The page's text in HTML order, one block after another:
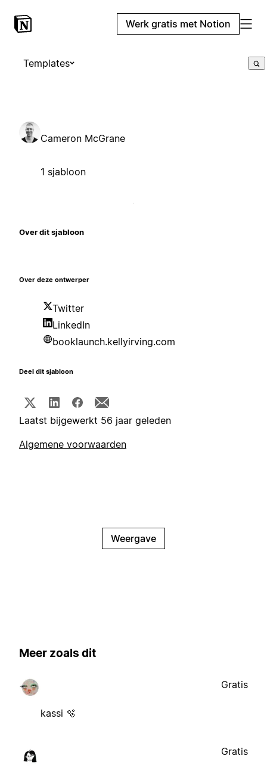
Werk gratis met Notion
Templates
Cameron McGrane
1 sjabloon
Over dit sjabloon
Over deze ontwerper
Twitter
LinkedIn
booklaunch.kellyirving.com
Deel dit sjabloon
Laatst bijgewerkt 56 jaar geleden
Algemene voorwaarden
Weergave
Meer zoals dit
kassi 🫧
Gratis
Gratis